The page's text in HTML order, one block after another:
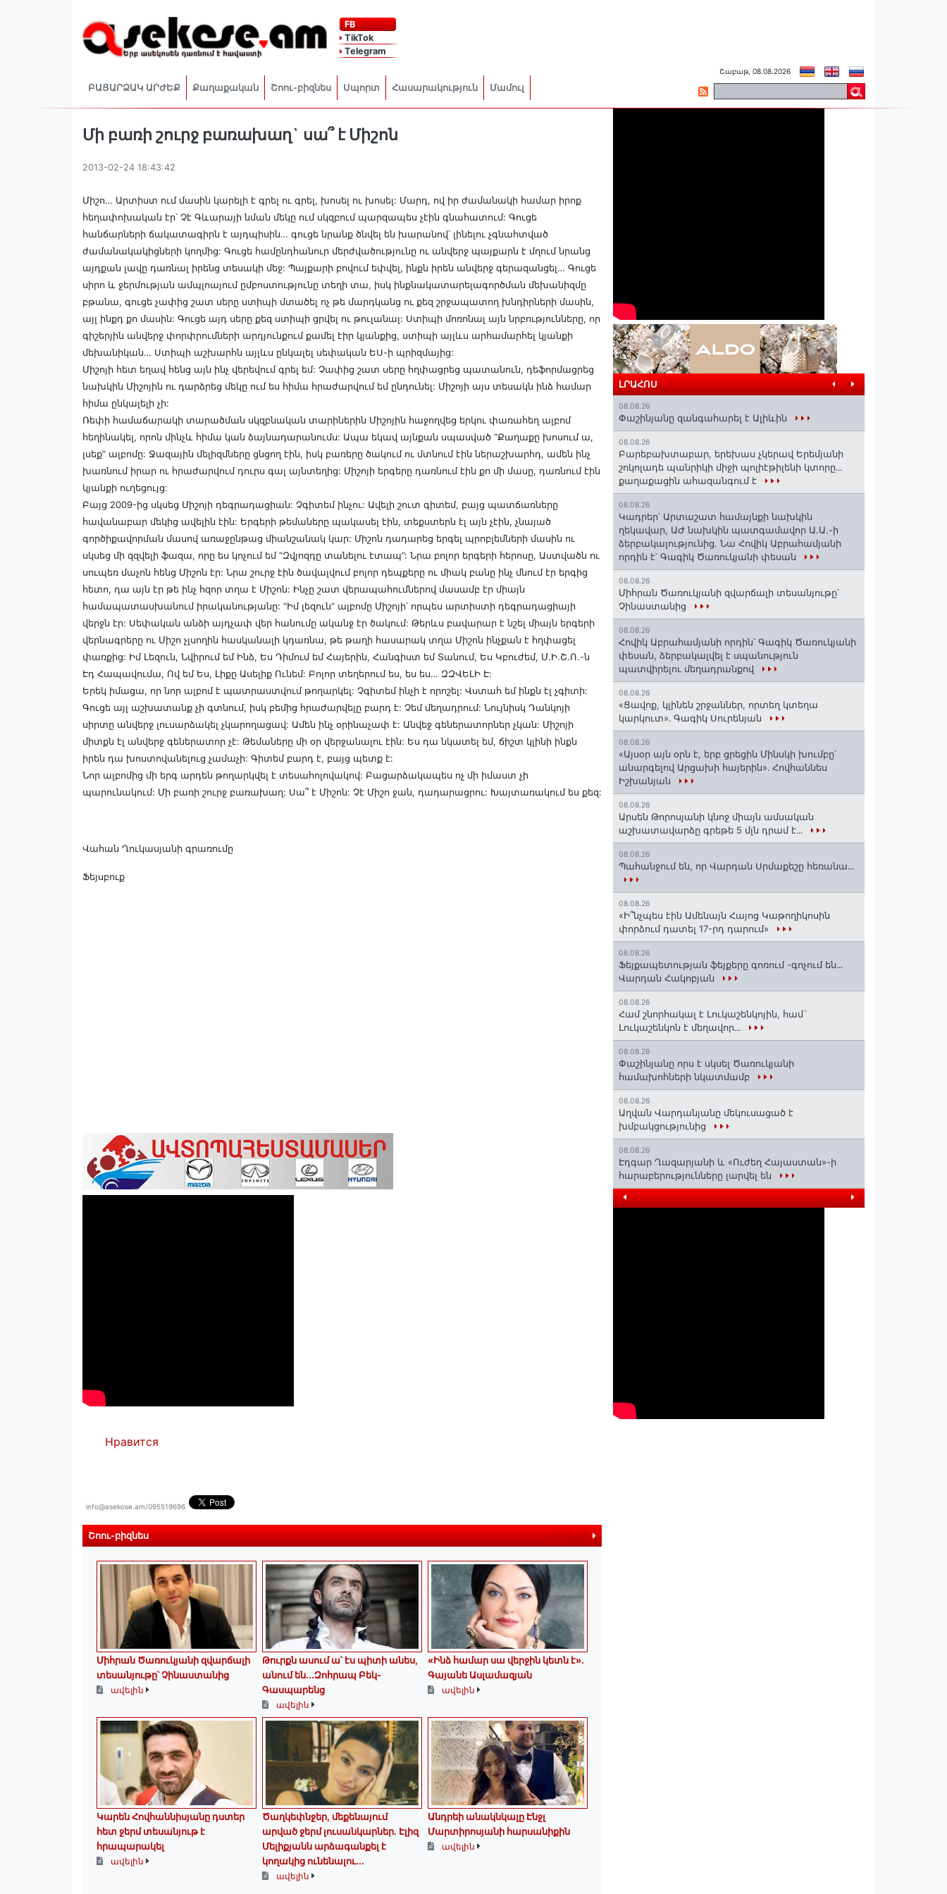
FB
TikTok
Telegram
ԲԱՑԱՐՁԱԿ ԱՐԺԵՔ Քաղաքական Շոու-բիզնես Սպորտ Հասարակություն Մամուլ
Շաբաթ, 08.08.2026
Մի բառի շուրջ բառախաղ` սա՞ է Միշոն
2013-02-24 18:43:42
Միշո… Արտիստ ում մասին կարելի է գրել ու գրել, խոսել ու խոսել: Մարդ, ով իր ժամանակի համար իրոք
հեղափոխական էր՝ Չէ Գևարայի նման մեկը ում սկզբում պարզապես չէին գնահատում: Գուցե
հանճարների ճակատագիրն է այդպիսին… գուցե նրանք ծնվել են խարանով՝ լինելու չգնահտված
ժամանակակիցների կողմից: Գուցե համընդհանուր մերժվածությունը ու անվերջ պայքարն է մղում նրանց
այդքան լավը դառնալ իրենց տեսակի մեջ: Պայքարի բովում եփվել, ինքն իրեն անվերջ գերազանցել… Գուցե
սիրո և ջերմության ամպլոայում ըմբոստությունը տեղի տա, իսկ ինքնակատարելագործման մեխանիզմը
բթանա, գուցե չափից շատ սերը ստիպի մտածել ոչ թե մարդկանց ու քեզ շրջապատող խնդիրների մասին,
այլ ինքդ քո մասին: Գուցե այդ սերը քեզ ստիպի ցրվել ու թուլանալ: Ստիպի մոռոնալ այն նրբությունները, որ
գիշերյին անվերջ փորփրումների արդյունքում քամել էիր կյանքից, ստիպի այլևս արհամարհել կյանքի
մեխանիկան… Ստիպի աշխարհն այլևս ընկալել սեփական ԵՍ-ի պրիզմայից:
Միշոյի հետ եղավ հենց այն ինչ վերեվում գրել եմ: Չափից շատ սերը հղփացրեց պատանուն, դեֆորմացրեց
նախկին Միշոյին ու դարձրեց մեկը ում ես հիմա հրաժարվում եմ ընդունել: Միշոյի այս տեսակն ինձ համար
հիմա ընկալելի չի:
Ռեփի համաճարակի տարածման սկզբնական տարիներին Միշոյին հաջողվեց երկու փառահեղ ալբոմ
հեղինակել, որոն մինչև հիմա կան ձայնադարանումս: Ապա եկավ այնքան սպասված “Քաղաքը խոսում ա,
լսեք” ալբոմը: Ջազային մելիզմները ցնցող էին, իսկ բառերը ծակում ու մտնում էին ներաշխարհդ, ամեն ինչ
խառնում իրար ու հրաժարվում դուրս գալ այնտեղից: Միշոյի երգերը դառնում էին քո մի մասը, դառնում էին
կյանքի ուղեցույց:
Բայց 2009-ից սկսեց Միշոյի դեգրադացիան: Չգիտեմ ինչու: Ավելի շուտ գիտեմ, բայց պատճառները
հավանաբար մեկից ավելին էին: Երգերի թեմաները պակասել էին, տեքստերն էլ այն չէին, չնայած
գործիքավորման մասով առաջընթաց միանշանակ կար: Միշոն դադարեց երգել պրոբլեմների մասին ու
սկսեց մի զզվելի ֆազա, որը ես կոչում եմ “Զվյոզդը տանելու էտապ”: Նրա բոլոր երգերի հերոսը, Աստվածն ու
սուպեռ մաչոն հենց Միշոն էր: Նրա շուրջ էին ծավալվում բոլոր դեպքերը ու միակ բանը ինչ մնում էր երգից
հետո, դա այն էր թե ինչ հզոր տղա է Միշոն: Ինչը շատ վերապահումներով մասամբ էր միայն
համապատասխանում իրականությանը: “Իմ լեզուն” ալբոմը Միշոյի՝ որպես արտիստի դեգրադացիայի
վերջն էր: Սեփական անձի այդչափ վեր հանումը ականջ էր ծակում: Թերևս բավարար է նշել միայն երգերի
վերնագրերը ու Միշո չլսողին հասկանալի կդառնա, թե թաղի հասարակ տղա Միշոն ինչքան է հղփացել
փառքից: Իմ Լեզուն, Նվիրում եմ Ինձ, Ես Դիմում եմ Հայերին, Հանգիստ եմ Տանում, Ես Կբուժեմ, Մ.Ի.Շ.Ո.-ն
Էդ Հապավումա, Ով եմ Ես, Լիքը Ասելիք Ունեմ: Բոլոր տեղերում ես, ես ես… ԶԶՎԵԼԻ Է:
Երեկ իմացա, որ նոր ալբոմ է պատրաստվում թողարկել: Չգիտեմ ինչի է որոշել: Վստահ եմ ինքն էլ չգիտի:
Գուցե այլ աշխատանք չի գտնում, իսկ բեմից հրաժարվելը բարդ է: Չեմ մեղադրում: Նույնիսկ Դանկոյի
սիրտը անվերջ լուսարձակել չկարողացավ: Ամեն ինչ օրինաչափ է: Անվեջ գեներատորներ չկան: Միշոյի
միտքն էլ անվերջ գեներատոր չէ: Թեմաները մի օր վերջանալու էին: Ես դա նկատել եմ, ճիշտ կլինի ինքն
իրեն դա խոստովանելուց չամաչի: Գիտեմ բարդ է, բայց պետք է:
Նոր ալբոմից մի երգ արդեն թողարկվել է տեսահոլովակով: Բացարձակապես ոչ մի իմաստ չի
պարունակում: Մի բառի շուրջ բառախաղ: Սա՞ է Միշոն: Չէ Միշո ջան, դադարացրու: Խայտառակում ես քեզ:
Վահան Ղուկասյանի գրառումը
Ֆեյսբուք
Нравится
info@asekose.am/095519696
Շոու-բիզնես ավելին
Միհրան Ծառուկյանի զվարճալի
տեսանյութը՝ Չինաստանից
ավելին
Թուրքն ասում ա՝ էս պիտի անես,
անում են․․․Զոհրապ Բեկ-
Գասպարենց
ավելին
«Ինձ համար սա վերջին կետն է»․
Գայանե Ասլամազյան
ավելին
Կարեն Հովհաննիսյանը դստեր
հետ ջերմ տեսանյութ է
հրապարակել
ավելին
Ծաղկեփնջեր, մեքենայում
արված ջերմ լուսանկարներ. Էլիզ
Մելիքյանն արձագանքել է
կողակից ունենալու...
ավելին
Անդրեի անակնկալը Էնջլ
Մարտիրոսյանի հարսանիքին
ավելին
ԼՐԱՀՈՍ
08.08.26
Փաշինյանը զանգահարել է Ալիևին
08.08.26
Բարեբախտաբար, երեխաս չկերավ Երեմյանի
շոկոլադե պանրիկի միջի պոլիէթիլենի կտորը․․․
քաղաքացին ահազանգում է
08.08.26
Կադրեր՝ Արտաշատ համայնքի նախկին
ղեկավար, ԱԺ նախկին պատգամավոր Ա.Ա.-ի
ձերբակալությունից. Նա Հովիկ Աբրահամյանի
որդին է՝ Գագիկ Ծառուկյանի փեսան
08.08.26
Միհրան Ծառուկյանի զվարճալի տեսանյութը՝
Չինաստանից
08.08.26
Հովիկ Աբրահամյանի որդին՝ Գագիկ Ծառուկյանի
փեսան, ձերբակալվել է սպանություն
պատվիրելու մեղադրանքով
08.08.26
«Ցավոք, կլինեն շրջաններ, որտեղ կտեղա
կարկուտ»․ Գագիկ Սուրենյան
08.08.26
«Այսօր այն օրն է, երբ ցրեցին Մինսկի խումբը՝
անարգելով Արցախի հայերին»․ Հովհաննես
Իշխանյան
08.08.26
Արսեն Թորոսյանի կնոջ միայն ամսական
աշխատավարձը գրեթե 5 մլն դրամ է․․․
08.08.26
Պահանջում են, որ Վարդան Սրմաքեշը հեռանա․․․
08.08.26
«Ի՞նչպես էին Ամենայն Հայոց Կաթողիկոսին
փորձում դատել 17-րդ դարում»
08.08.26
Ֆեյքապետության ֆեյքերը գոռում -գոչում են․․․
Վարդան Հակոբյան
08.08.26
Համ շնորհակալ է Լուկաշենկոյին, համ`
Լուկաշենկոն է մեղավոր․․․
08.08.26
Փաշինյանը որս է սկսել Ծառուկյանի
համախոհների նկատմամբ
08.08.26
Աղվան Վարդանյանը մեկուսացած է
խմբակցությունից
08.08.26
Էդգար Ղազարյանի և «Ուժեղ Հայաստան»-ի
հարաբերությունները լարվել են